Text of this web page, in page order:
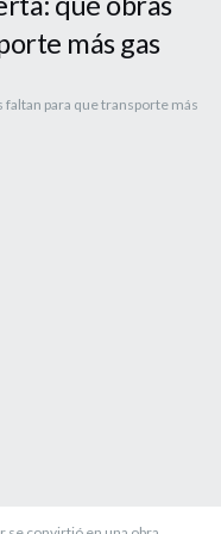
más gas
faltan para que transporte más